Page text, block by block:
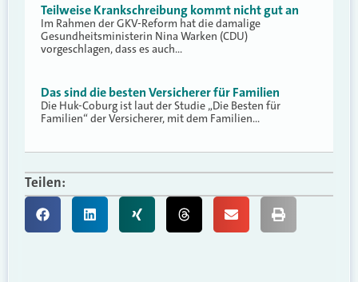
Teilweise Krankschreibung kommt nicht gut an
Im Rahmen der GKV-Reform hat die damalige
Gesundheitsministerin Nina Warken (CDU)
vorgeschlagen, dass es auch…
Das sind die besten Versicherer für Familien
Die Huk-Coburg ist laut der Studie „Die Besten für
Familien“ der Versicherer, mit dem Familien…
Teilen: